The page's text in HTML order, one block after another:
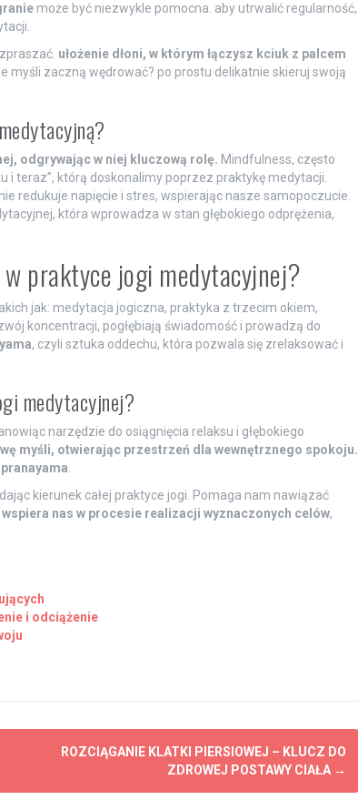
może być niezwykle pomocna. aby utrwalić regularność,
ułożenie dłoni, w którym łączysz kciuk z palcem
myśli zaczną wędrować? po prostu delikatnie skieruj swoją
odgrywając w niej kluczową rolę. Mindfulness, często
i teraz”, którą doskonalimy poprzez praktykę medytacji.
redukuje napięcie i stres, wspierając nasze samopoczucie.
która wprowadza w stan głębokiego odprężenia,
praktyce jogi medytacyjnej?
jak: medytacja jogiczna, praktyka z trzecim okiem,
koncentracji, pogłębiają świadomość i prowadzą do
, czyli sztuka oddechu, która pozwala się zrelaksować i
medytacyjnej?
narzędzie do osiągnięcia relaksu i głębokiego
myśli, otwierając przestrzeń dla wewnętrznego spokoju.
pranayama.
kierunek całej praktyce jogi. Pomaga nam nawiązać
wspiera nas w procesie realizacji wyznaczonych celów,
i odciążenie
ROZCIĄGANIE KLATKI PIERSIOWEJ – KLUCZ DO
ZDROWEJ POSTAWY CIAŁA →